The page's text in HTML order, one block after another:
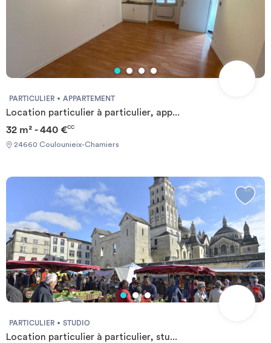
PARTICULIER APPARTEMENT
Location particulier à particulier, app...
32 m² - 440 €CC
24660 Coulounieix-Chamiers
PARTICULIER STUDIO
Location particulier à particulier, stu...